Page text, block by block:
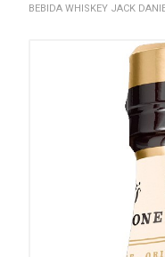
BEBIDA WHISKEY JACK